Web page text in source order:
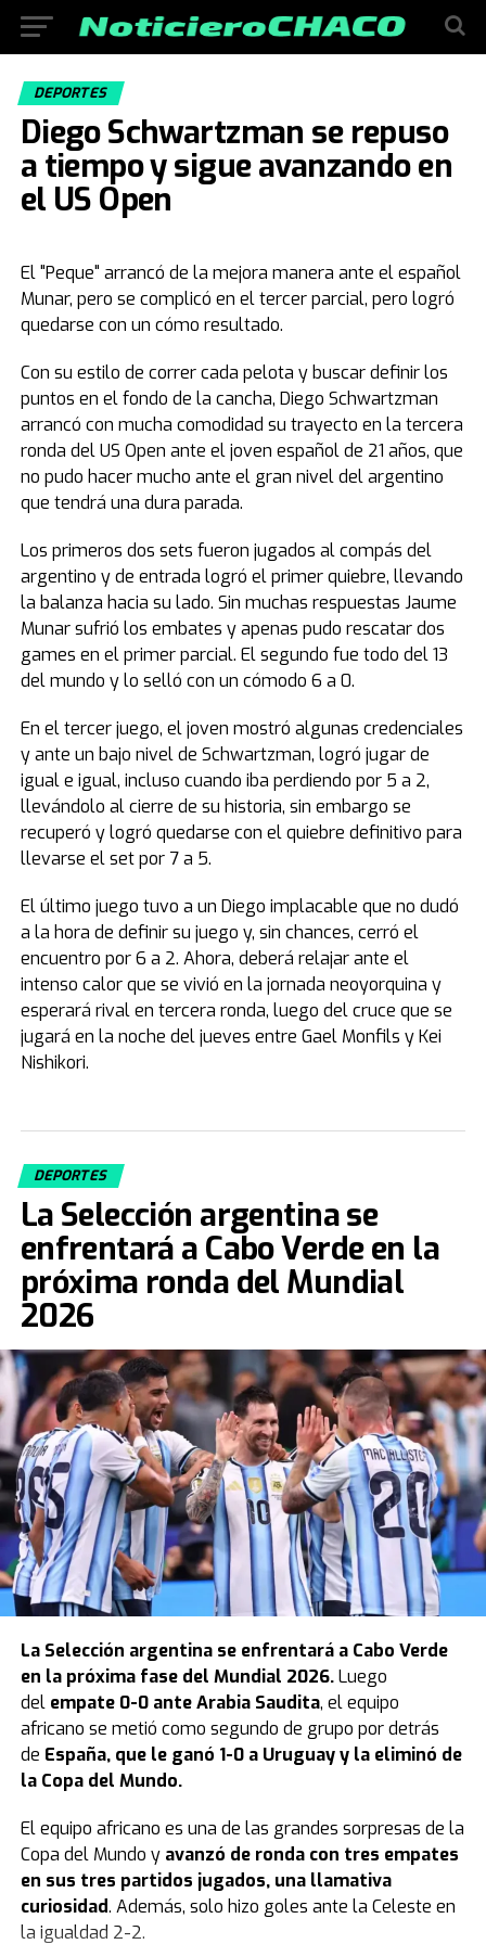
DEPORTES
Diego Schwartzman se repuso
a tiempo y sigue avanzando en
el US Open
El "Peque" arrancó de la mejora manera ante el español
Munar, pero se complicó en el tercer parcial, pero logró
quedarse con un cómo resultado.
Con su estilo de correr cada pelota y buscar definir los
puntos en el fondo de la cancha, Diego Schwartzman
arrancó con mucha comodidad su trayecto en la tercera
ronda del US Open ante el joven español de 21 años, que
no pudo hacer mucho ante el gran nivel del argentino
que tendrá una dura parada.
Los primeros dos sets fueron jugados al compás del
argentino y de entrada logró el primer quiebre, llevando
la balanza hacia su lado. Sin muchas respuestas Jaume
Munar sufrió los embates y apenas pudo rescatar dos
games en el primer parcial. El segundo fue todo del 13
del mundo y lo selló con un cómodo 6 a 0.
En el tercer juego, el joven mostró algunas credenciales
y ante un bajo nivel de Schwartzman, logró jugar de
igual e igual, incluso cuando iba perdiendo por 5 a 2,
llevándolo al cierre de su historia, sin embargo se
recuperó y logró quedarse con el quiebre definitivo para
llevarse el set por 7 a 5.
El último juego tuvo a un Diego implacable que no dudó
a la hora de definir su juego y, sin chances, cerró el
encuentro por 6 a 2. Ahora, deberá relajar ante el
intenso calor que se vivió en la jornada neoyorquina y
esperará rival en tercera ronda, luego del cruce que se
jugará en la noche del jueves entre Gael Monfils y Kei
Nishikori.
DEPORTES
La Selección argentina se
enfrentará a Cabo Verde en la
próxima ronda del Mundial
2026
La Selección argentinase enfrentará a Cabo Verde
en la próxima fase del Mundial 2026.Luego
del empate 0-0 ante Arabia Saudita, el equipo
africano se metió como segundo de grupo por detrás
de España, que le ganó 1-0 a Uruguay y la eliminó de
la Copa del Mundo.
El equipo africano es una de las grandes sorpresas de la
Copa del Mundo y avanzó de ronda con tres empates
en sus tres partidos jugados, una llamativa
curiosidad. Además, solo hizo goles ante la Celeste en
la igualdad 2-2.